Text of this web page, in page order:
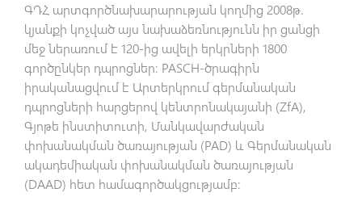
ԳԴՀ արտգործնախարարության կողմից 2008թ.
կյանքի կոչված այս նախաձեռնությունն իր ցանցի
մեջ ներառում է 120-ից ավելի երկրների 1800
գործընկեր դպրոցներ: PASCH-ծրագիրն
իրականացվում է Արտերկրում գերմանական
դպրոցների հարցերով կենտրոնակայանի (ZfA),
Գյոթե ինստիտուտի, Մանկավարժական
փոխանակման ծառայության (PAD) և Գերմանական
ակադեմիական փոխանակման ծառայության
(DAAD) հետ համագործակցությամբ: